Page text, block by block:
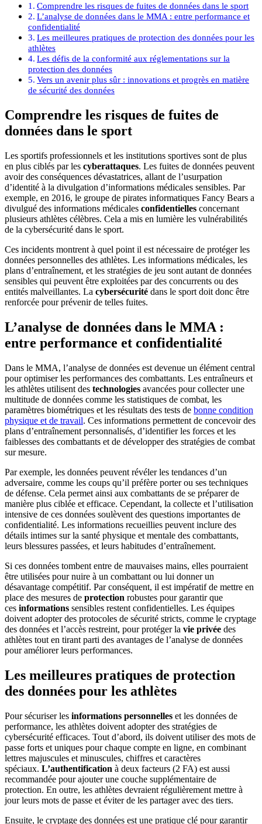
Comprendre les risques de fuites de données dans le sport
L’analyse de données dans le MMA : entre performance et
confidentialité
Les meilleures pratiques de protection des données pour les
athlètes
Les défis de la conformité aux réglementations sur la
protection des données
Vers un avenir plus sûr : innovations et progrès en matière
de sécurité des données
Comprendre les risques de fuites de
données dans le sport
Les sportifs professionnels et les institutions sportives sont de plus
en plus ciblés par les cyberattaques. Les fuites de données peuvent
avoir des conséquences dévastatrices, allant de l’usurpation
d’identité à la divulgation d’informations médicales sensibles. Par
exemple, en 2016, le groupe de pirates informatiques Fancy Bears a
divulgué des informations médicales confidentielles concernant
plusieurs athlètes célèbres. Cela a mis en lumière les vulnérabilités
de la cybersécurité dans le sport.
Ces incidents montrent à quel point il est nécessaire de protéger les
données personnelles des athlètes. Les informations médicales, les
plans d’entraînement, et les stratégies de jeu sont autant de données
sensibles qui peuvent être exploitées par des concurrents ou des
entités malveillantes. La cybersécurité dans le sport doit donc être
renforcée pour prévenir de telles fuites.
L’analyse de données dans le MMA :
entre performance et confidentialité
Dans le MMA, l’analyse de données est devenue un élément central
pour optimiser les performances des combattants. Les entraîneurs et
les athlètes utilisent des technologies avancées pour collecter une
multitude de données comme les statistiques de combat, les
paramètres biométriques et les résultats des tests de bonne condition
physique et de travail. Ces informations permettent de concevoir des
plans d’entraînement personnalisés, d’identifier les forces et les
faiblesses des combattants et de développer des stratégies de combat
sur mesure.
Par exemple, les données peuvent révéler les tendances d’un
adversaire, comme les coups qu’il préfère porter ou ses techniques
de défense. Cela permet ainsi aux combattants de se préparer de
manière plus ciblée et efficace. Cependant, la collecte et l’utilisation
intensive de ces données soulèvent des questions importantes de
confidentialité. Les informations recueillies peuvent inclure des
détails intimes sur la santé physique et mentale des combattants,
leurs blessures passées, et leurs habitudes d’entraînement.
Si ces données tombent entre de mauvaises mains, elles pourraient
être utilisées pour nuire à un combattant ou lui donner un
désavantage compétitif. Par conséquent, il est impératif de mettre en
place des mesures de protection robustes pour garantir que
ces informations sensibles restent confidentielles. Les équipes
doivent adopter des protocoles de sécurité stricts, comme le cryptage
des données et l’accès restreint, pour protéger la vie privée des
athlètes tout en tirant parti des avantages de l’analyse de données
pour améliorer leurs performances.
Les meilleures pratiques de protection
des données pour les athlètes
Pour sécuriser les informations personnelles et les données de
performance, les athlètes doivent adopter des stratégies de
cybersécurité efficaces. Tout d’abord, ils doivent utiliser des mots de
passe forts et uniques pour chaque compte en ligne, en combinant
lettres majuscules et minuscules, chiffres et caractères
spéciaux. L’authentification à deux facteurs (2 FA) est aussi
recommandée pour ajouter une couche supplémentaire de
protection. En outre, les athlètes devraient régulièrement mettre à
jour leurs mots de passe et éviter de les partager avec des tiers.
Ensuite, le cryptage des données est une pratique clé pour garantir